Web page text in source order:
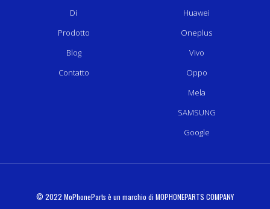
Di
Prodotto
Blog
Contatto
Huawei
Oneplus
Vivo
Oppo
Mela
SAMSUNG
Google
© 2022 MoPhoneParts è un marchio di MOPHONEPARTS COMPANY